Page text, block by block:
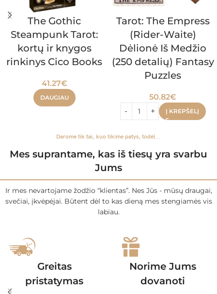
The Gothic
Steampunk Tarot:
kortų ir knygos
rinkinys Cico Books
41.27€
DAUGIAU
Tarot: The Empress
(Rider-Waite)
Dėlionė Iš Medžio
(250 detalių) Fantasy
Puzzles
50.82€
Į KREPŠELĮ
Darome tik tai, kuo tikime patys, todėl...
Mes suprantame, kas iš tiesų yra svarbu
Jums
Ir mes nevartojame žodžio “klientas”. Nes Jūs - mūsų draugai,
svečiai, įkvėpėjai. Būtent dėl to kas dieną mes stengiamės vis
labiau.
Greitas
pristatymas
Norime Jums
dovanoti